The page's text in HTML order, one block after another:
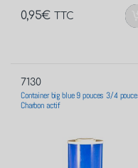
0,95€ TTC
7130
Container big blue 9 pouces 3/4
Charbon actif